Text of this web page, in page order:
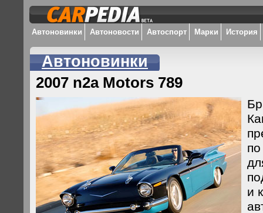
Автоновинки Автоновости Автоспорт Марки История
Автоновинки
2007 n2a Motors 789
и